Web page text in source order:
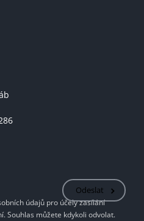
Odeslat
údajů pro účely zasílání
Souhlas můžete kdykoli odvolat.